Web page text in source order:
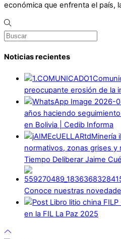
económica que enfrenta el país,
Noticias recientes
preocupante erosión de la
años haciendo
en Bolivia | Cedib Informa
Minería
normativos, zonas grises y
Tiempo Deliberar Jaime
Conoce nuestras
en la FIL La Paz 2025